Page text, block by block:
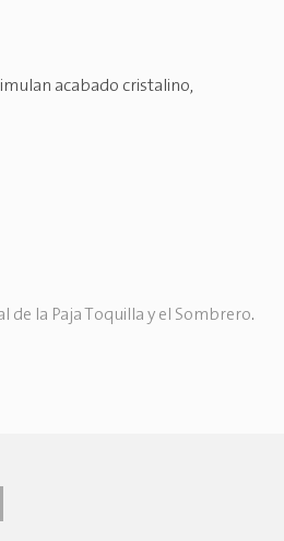
acabado cristalino,
de la Paja Toquilla y el Sombrero.